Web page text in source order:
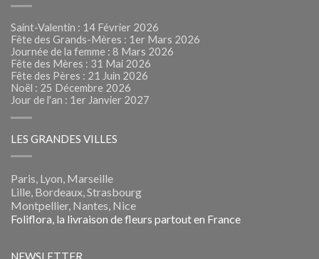
Saint-Valentin : 14 Février 2026
Fête des Grands-Mères : 1er Mars 2026
Journée de la femme : 8 Mars 2026
Fête des Mères : 31 Mai 2026
Fête des Pères : 21 Juin 2026
Noël : 25 Décembre 2026
Jour de l'an : 1er Janvier 2027
LES GRANDES VILLES
Paris, Lyon, Marseille
Lille, Bordeaux, Strasbourg
Montpellier, Nantes, Nice
Foliflora, la livraison de fleurs partout en France
NEWSLETTER